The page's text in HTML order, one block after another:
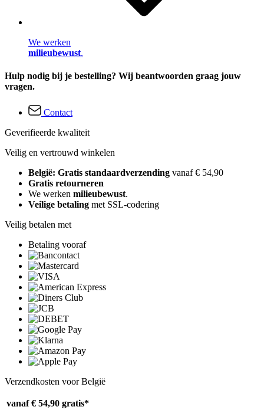
We werken
milieubewust.
Hulp nodig bij je bestelling? Wij beantwoorden graag jouw
vragen.
Contact
Geverifieerde kwaliteit
Veilig en vertrouwd winkelen
België: Gratis standaardverzending vanaf € 54,90
Gratis retourneren
We werken milieubewust.
Veilige betaling met SSL-codering
Veilig betalen met
Betaling vooraf
Verzendkosten voor België
vanaf € 54,90 gratis*